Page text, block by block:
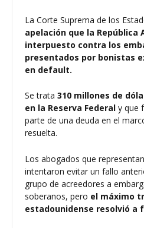
La Corte Suprema de los
apelación que la República
interpuesto contra los
presentados por bonistas
en default.
Se trata310 millones de
en la Reserva Federal y que
parte de una deuda en el
resuelta.
Los abogados que
intentaron evitar un fallo
grupo de acreedores a
soberanos, pero el máximo
estadounidense resolvió a